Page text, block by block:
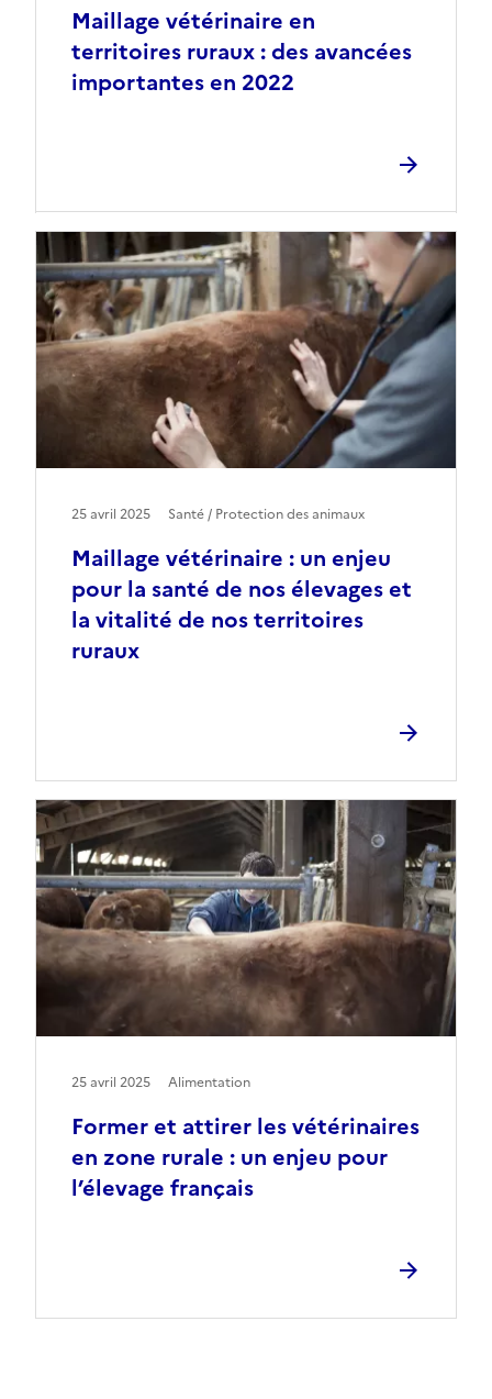
Maillage vétérinaire en
territoires ruraux : des avancées
importantes en 2022
Maillage vétérinaire : un enjeu
pour la santé de nos élevages et
la vitalité de nos territoires
ruraux
25 avril 2025 Santé / Protection des animaux
Former et attirer les vétérinaires
en zone rurale : un enjeu pour
l’élevage français
25 avril 2025 Alimentation